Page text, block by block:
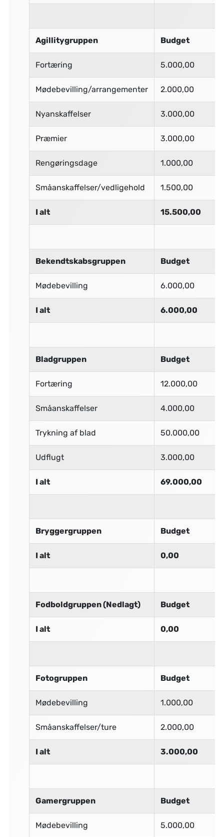
Agillitygruppen Budget
Fortæring 5.000,00
Mødebevilling/arrangementer 2.000,00
Nyanskaffelser 3.000,00
Præmier 3.000,00
Rengøringsdage 1.000,00
Småanskaffelser/vedligehold 1.500,00
I alt 15.500,00
Bekendtskabsgruppen Budget
Mødebevilling 6.000,00
I alt 6.000,00
Bladgruppen Budget
Fortæring 12.000,00
Småanskaffelser 4.000,00
Trykning af blad 50.000,00
Udflugt 3.000,00
I alt 69.000,00
Bryggergruppen Budget
I alt 0,00
Fodboldgruppen (Nedlagt) Budget
I alt 0,00
Fotogruppen Budget
Mødebevilling 1.000,00
Småanskaffelser/ture 2.000,00
I alt 3.000,00
Gamergruppen Budget
Mødebevilling 5.000,00